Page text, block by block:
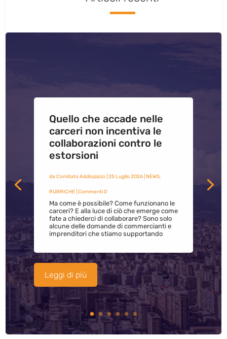
Quello che accade nelle
carceri non incentiva le
collaborazioni contro le
estorsioni
da Comitato Addiopizzo| 25 Luglio 2026| NEWS,
RUBRICHE| Commenti 0
Ma come è possibile? Come funzionano le
carceri? E alla luce di ciò che emerge come
fate a chiederci di collaborare? Sono solo
alcune delle domande di commercianti e
imprenditori che stiamo supportando
Leggi di più